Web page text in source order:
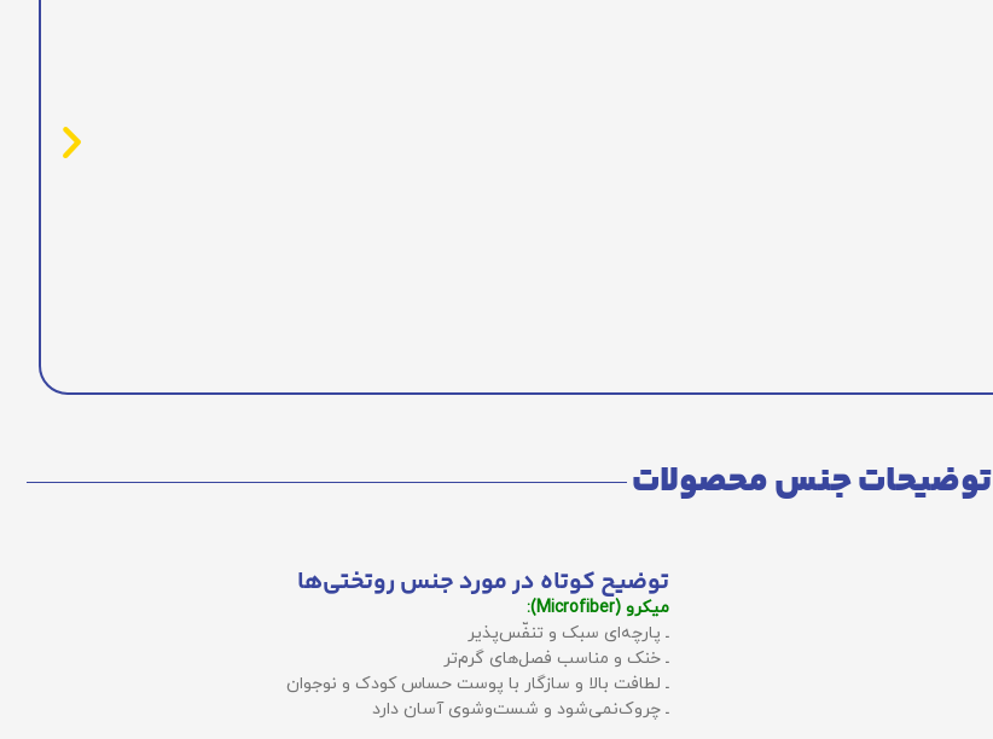
توضیحات جنس محصولات
توضیح کوتاه در مورد جنس روتختی‌ها
میکرو (Microfiber):
ـ پارچه‌ای سبک و تنفّس‌پذیر
ـ خنک و مناسب فصل‌های گرم‌تر
ـ لطافت بالا و سازگار با پوست حساس کودک و نوجوان
ـ چروک‌نمی‌شود و شست‌وشوی آسان دارد